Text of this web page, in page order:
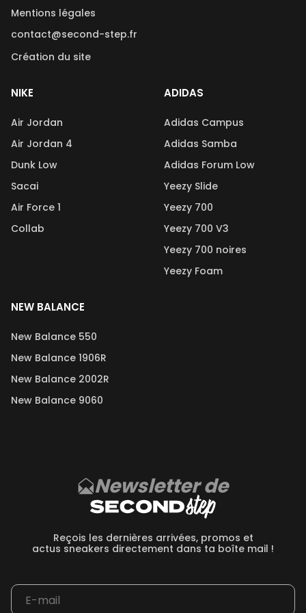
Mentions légales
contact@second-step.fr
Création du site
NIKE
Air Jordan
Air Jordan 4
Dunk Low
Sacai
Air Force 1
Collab
ADIDAS
Adidas Campus
Adidas Samba
Adidas Forum Low
Yeezy Slide
Yeezy 700
Yeezy 700 V3
Yeezy 700 noires
Yeezy Foam
NEW BALANCE
New Balance 550
New Balance 1906R
New Balance 2002R
New Balance 9060
Newsletter de
Reçois les dernières arrivées, promos et
actus sneakers directement dans ta boîte mail !